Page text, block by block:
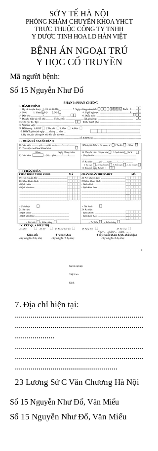
SỞ Y TẾ HÀ NỘI
PHÒNG KHÁM CHUYÊN KHOA YHCT
TRỰC THUỘC CÔNG TY TNHH
Y DƯỢC TINH HOA LD HÀN VIỆT
BỆNH ÁN NGOẠI TRÚ
Y HỌC CỔ TRUYỀN
Mã người bệnh:
Số 15 Nguyễn Như Đổ
1. Họ và tên (In
hoa):
1 9 9 5
8
8
X
X
Nghề nghiệp
Việt Nam
Kinh
7. Địa chỉ hiện tại:
.................................................................
.................................................................
....................
.................................................................
.................................................................
....................................................
23 Lương Sử C Văn Chương Hà Nội
Số 15 Nguyễn Như Đổ, Văn Miếu
Số 15 Nguyễn Như Đổ, Văn Miếu